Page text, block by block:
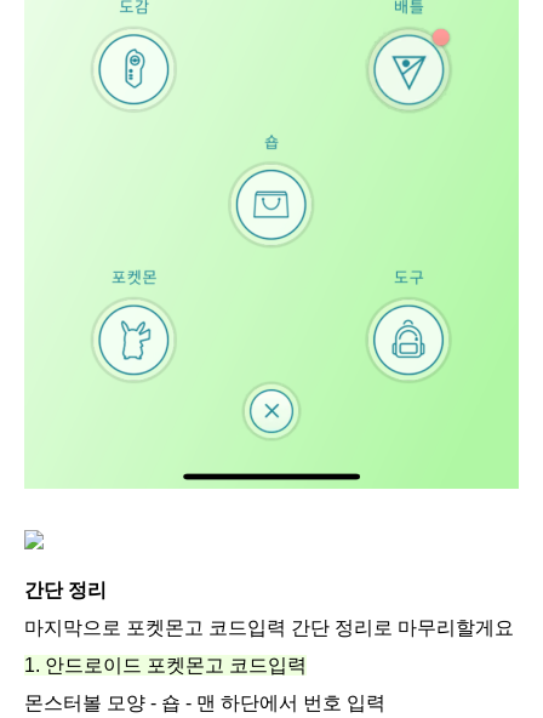
간단 정리
마지막으로 포켓몬고 코드입력 간단 정리로 마무리할게요
1. 안드로이드 포켓몬고 코드입력
몬스터볼 모양 - 숍 - 맨 하단에서 번호 입력